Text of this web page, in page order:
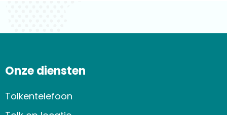
Onze diensten
Tolkentelefoon